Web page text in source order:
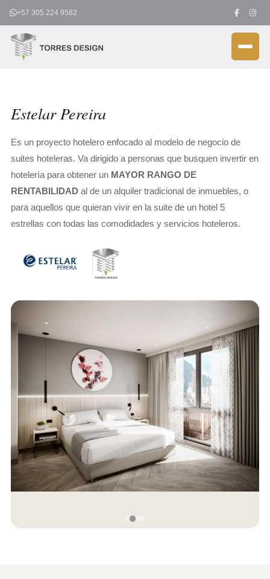
contenido
+57 305 224 9582
Estelar Pereira
Es un proyecto hotelero enfocado al modelo de negocio de
suites hoteleras. Va dirigido a personas que busquen invertir en
hotelería para obtener un MAYOR RANGO DE
RENTABILIDAD al de un alquiler tradicional de inmuebles, o
para aquellos que quieran vivir en la suite de un hotel 5
estrellas con todas las comodidades y servicios hoteleros.